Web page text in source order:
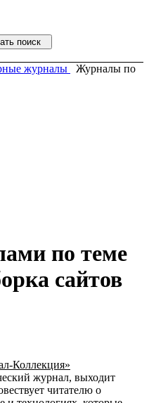
журналы
Журналы по
по теме
сайтов
Коллекция»
журнал, выходит
читателю о